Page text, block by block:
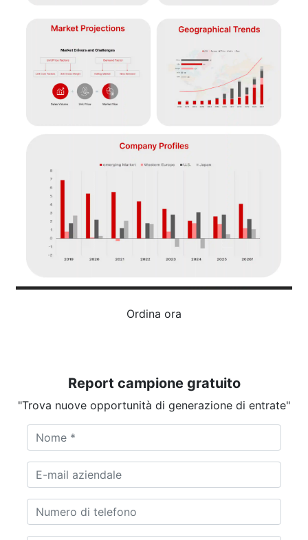
Ordina ora
Report campione gratuito
"Trova nuove opportunità di generazione di entrate"